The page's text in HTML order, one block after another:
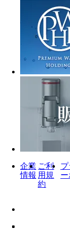
企業
情報
ご利
用規
約